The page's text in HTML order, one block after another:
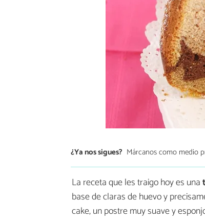
¿Ya nos sigues? Márcanos como medio
La receta que les traigo hoy es una
base de claras de huevo y
cake, un postre muy suave y